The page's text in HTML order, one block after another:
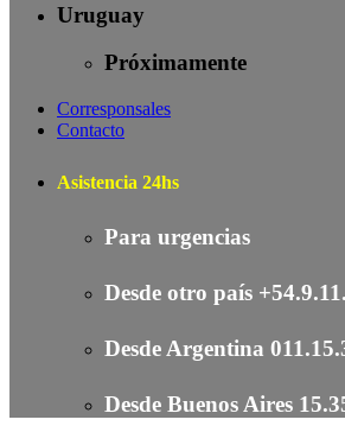
Uruguay
Próximamente
Corresponsales
Contacto
Asistencia 24hs
Para urgencias
Desde otro país
Desde Argentina
Desde Buenos Aires